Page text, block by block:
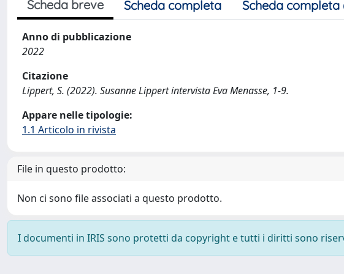
Scheda breve Scheda completa Scheda completa
Anno di pubblicazione
2022
Citazione
Lippert, S. (2022). Susanne Lippert intervista Eva Menasse, 1-9.
Appare nelle tipologie:
1.1 Articolo in rivista
File in questo prodotto:
Non ci sono file associati a questo prodotto.
I documenti in IRIS sono protetti da copyright e tutti i diritti sono